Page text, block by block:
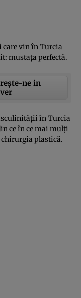
care vin în Turcia
mustaţa perfectă.
ne in
în Turcia
ce în ce mai mulţi
chirurgia plastică.